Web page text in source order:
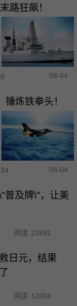
路狂飙！
08-04
锤炼铁拳头！
08-04
普及牌\"，让美
阅读 23491
日元，结果
阅读 12004